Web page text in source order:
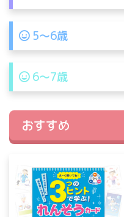
5〜6歳
6〜7歳
おすすめ